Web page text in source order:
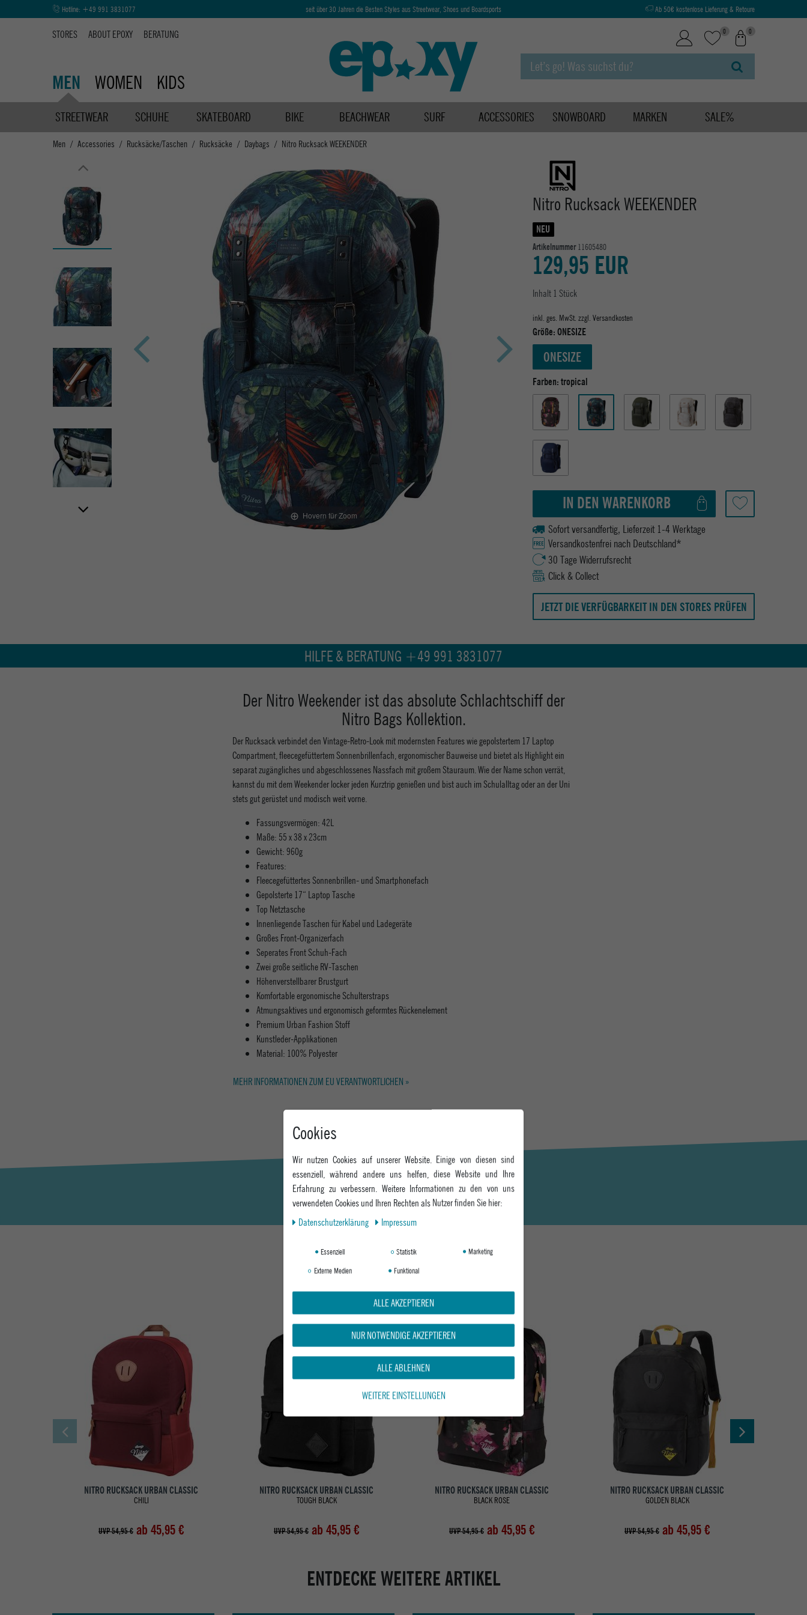
Hotline: +49 991 3831077 seit über 30 Jahren die Besten Styles aus Streetwear, Shoes und Boardsports Ab 50€ kostenlose Lieferung & Retoure
STORES ABOUT EPOXY BERATUNG
MEN WOMEN KIDS
0 0
STREETWEAR SCHUHE SKATEBOARD BIKE BEACHWEAR SURF ACCESSORIES SNOWBOARD MARKEN SALE%
Men Accessories Rucksäcke/Taschen Rucksäcke Daybags Nitro Rucksack WEEKENDER
Hovern für Zoom
Nitro Rucksack WEEKENDER
NEU
Artikelnummer11605480
129,95 EUR
Inhalt 1 Stück
inkl. ges. MwSt. zzgl. Versandkosten
Größe:ONESIZE
ONESIZE
Farben:tropical
IN DEN WARENKORB
Sofort versandfertig, Lieferzeit 1-4 Werktage
Versandkostenfrei nach Deutschland*
30 Tage Widerrufsrecht
Click & Collect
JETZT DIE VERFÜGBARKEIT IN DEN STORES PRÜFEN
HILFE & BERATUNG +49 991 3831077
Der Nitro Weekender ist das absolute Schlachtschiff der
Nitro Bags Kollektion.
Der Rucksack verbindet den Vintage-Retro-Look mit modernsten Features wie gepolstertem 17 Laptop
Compartment, fleecegefüttertem Sonnenbrillenfach, ergonomischer Bauweise und bietet als Highlight ein
separat zugängliches und abgeschlossenes Nassfach mit großem Stauraum. Wie der Name schon verrät,
kannst du mit dem Weekender locker jeden Kurztrip genießen und bist auch im Schulalltag oder an der Uni
stets gut gerüstet und modisch weit vorne.
Fassungsvermögen: 42L
Maße: 55 x 38 x 23cm
Gewicht: 960g
Features:
Fleecegefüttertes Sonnenbrillen- und Smartphonefach
Gepolsterte 17“ Laptop Tasche
Top Netztasche
Innenliegende Taschen für Kabel und Ladegeräte
Großes Front-Organizerfach
Seperates Front Schuh-Fach
Zwei große seitliche RV-Taschen
Höhenverstellbarer Brustgurt
Komfortable ergonomische Schulterstraps
Atmungsaktives und ergonomisch geformtes Rückenelement
Premium Urban Fashion Stoff
Kunstleder-Applikationen
Material: 100% Polyester
MEHR INFORMATIONEN ZUM EU VERANTWORTLICHEN »
NITRO RUCKSACK URBAN CLASSIC
CHILI
UVP 54,95 € ab 45,95 €
NITRO RUCKSACK URBAN CLASSIC
TOUGH BLACK
UVP 54,95 € ab 45,95 €
NITRO RUCKSACK URBAN CLASSIC
BLACK ROSE
UVP 54,95 € ab 45,95 €
NITRO RUCKSACK URBAN CLASSIC
GOLDEN BLACK
UVP 54,95 € ab 45,95 €
ENTDECKE WEITERE ARTIKEL
Cookies
Wir nutzen Cookies auf unserer Website. Einige von diesen sind
essenziell, während andere uns helfen, diese Website und Ihre
Erfahrung zu verbessern. Weitere Informationen zu den von uns
verwendeten Cookies und Ihren Rechten als Nutzer finden Sie hier:
Daten­schutz­erklärung
Impressum
Essenziell Statistik
Marketing
Externe Medien
Funktional
ALLE AKZEPTIEREN
NUR NOTWENDIGE AKZEPTIEREN
ALLE ABLEHNEN
WEITERE EINSTELLUNGEN